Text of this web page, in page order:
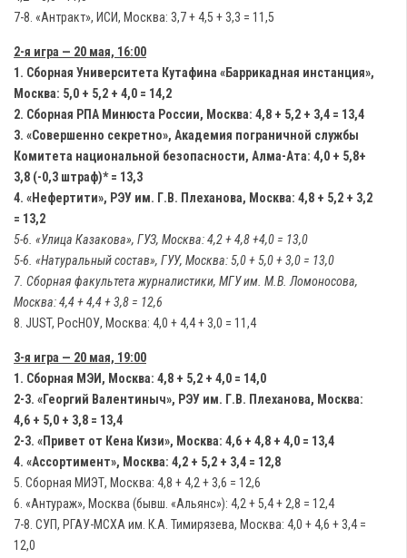
7-8. «Антракт», ИСИ, Москва: 3,7 + 4,5 + 3,3 = 11,5
2-я игра — 20 мая, 16:00
1. Сборная Университета Кутафина «Баррикадная инстанция»,
Москва: 5,0 + 5,2 + 4,0 = 14,2
2. Сборная РПА Минюста России, Москва: 4,8 + 5,2 + 3,4 = 13,4
3. «Совершенно секретно», Академия пограничной службы
Комитета национальной безопасности, Алма-Ата: 4,0 + 5,8+
3,8 (-0,3 штраф)* = 13,3
4. «Нефертити», РЭУ им. Г.В. Плеханова, Москва: 4,8 + 5,2 + 3,2
= 13,2
5-6. «Улица Казакова», ГУЗ, Москва: 4,2 + 4,8 +4,0 = 13,0
5-6. «Натуральный состав», ГУУ, Москва: 5,0 + 5,0 + 3,0 = 13,0
7. Сборная факультета журналистики, МГУ им. М.В. Ломоносова,
Москва: 4,4 + 4,4 + 3,8 = 12,6
8. JUST, РосНОУ, Москва: 4,0 + 4,4 + 3,0 = 11,4
3-я игра — 20 мая, 19:00
1. Сборная МЭИ, Москва: 4,8 + 5,2 + 4,0 = 14,0
2-3. «Георгий Валентиныч», РЭУ им. Г.В. Плеханова, Москва:
4,6 + 5,0 + 3,8 = 13,4
2-3. «Привет от Кена Кизи», Москва: 4,6 + 4,8 + 4,0 = 13,4
4. «Ассортимент», Москва: 4,2 + 5,2 + 3,4 = 12,8
5. Сборная МИЭТ, Москва: 4,8 + 4,2 + 3,6 = 12,6
6. «Антураж», Москва (бывш. «Альянс»): 4,2 + 5,4 + 2,8 = 12,4
7-8. СУП, РГАУ-МСХА им. К.А. Тимирязева, Москва: 4,0 + 4,6 + 3,4 =
12,0